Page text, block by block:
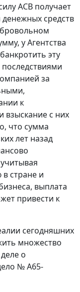
АСВ получает
средств
у Агентства
эту
за
к
взыскание с них
что сумма
лет назад
стране и
выплата
привести к
сегодняшних
множество
о
№ А65-